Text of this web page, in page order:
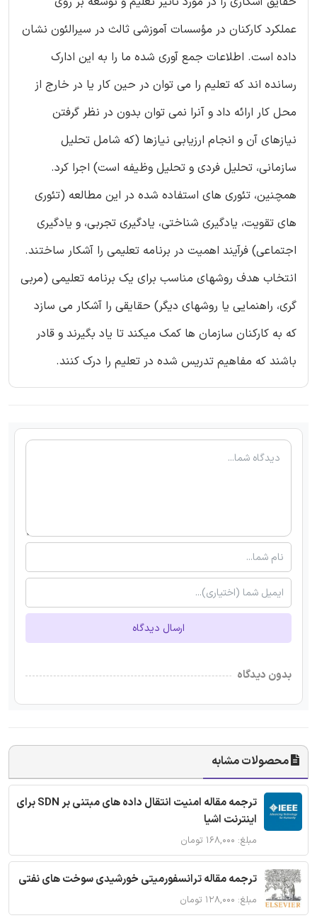
عملکرد کارکنان در مؤسسات آموزشی ثالث در سیرالئون نشان
داده است. اطلاعات جمع آوری شده ما را به این ادارک
رسانده اند که تعلیم را می توان در حین کار یا در خارج از
محل کار ارائه داد و آنرا نمی توان بدون در نظر گرفتن
نیازهای آن و انجام ارزیابی نیازها (که شامل تحلیل
سازمانی، تحلیل فردی و تحلیل وظیفه است) اجرا کرد.
همچنین، تئوری های استفاده شده در این مطالعه (تئوری
های تقویت، یادگیری شناختی، یادگیری تجربی، و یادگیری
اجتماعی) فرآیند اهمیت در برنامه تعلیمی را آشکار ساختند.
انتخاب هدف روشهای مناسب برای یک برنامه تعلیمی (مربی
گری، راهنمایی یا روشهای دیگر) حقایقی را آشکار می سازد
که به کارکنان سازمان ها کمک میکند تا یاد بگیرند و قادر
باشند که مفاهیم تدریس شده در تعلیم را درک کنند.
ارسال دیدگاه
بدون دیدگاه
محصولات مشابه
ترجمه مقاله امنیت انتقال داده های مبتنی بر SDN برای
اینترنت اشیا
مبلغ: ۱۶۸,۰۰۰ تومان
ترجمه مقاله ترانسفورمیتی خورشیدی سوخت های نفتی
مبلغ: ۱۲۸,۰۰۰ تومان